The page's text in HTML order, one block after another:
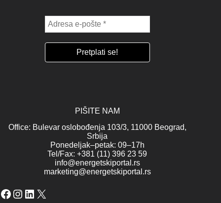
PIŠITE NAM
Office: Bulevar oslobođenja 103/3, 11000 Beograd,
Srbija
Ponedeljak–petak: 09–17h
Tel/Fax: +381 (11) 396 23 59
info@energetskiportal.rs
marketing@energetskiportal.rs
Facebook
Instagram
LinkedIn
X